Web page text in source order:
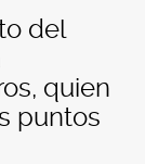
del
quien
puntos